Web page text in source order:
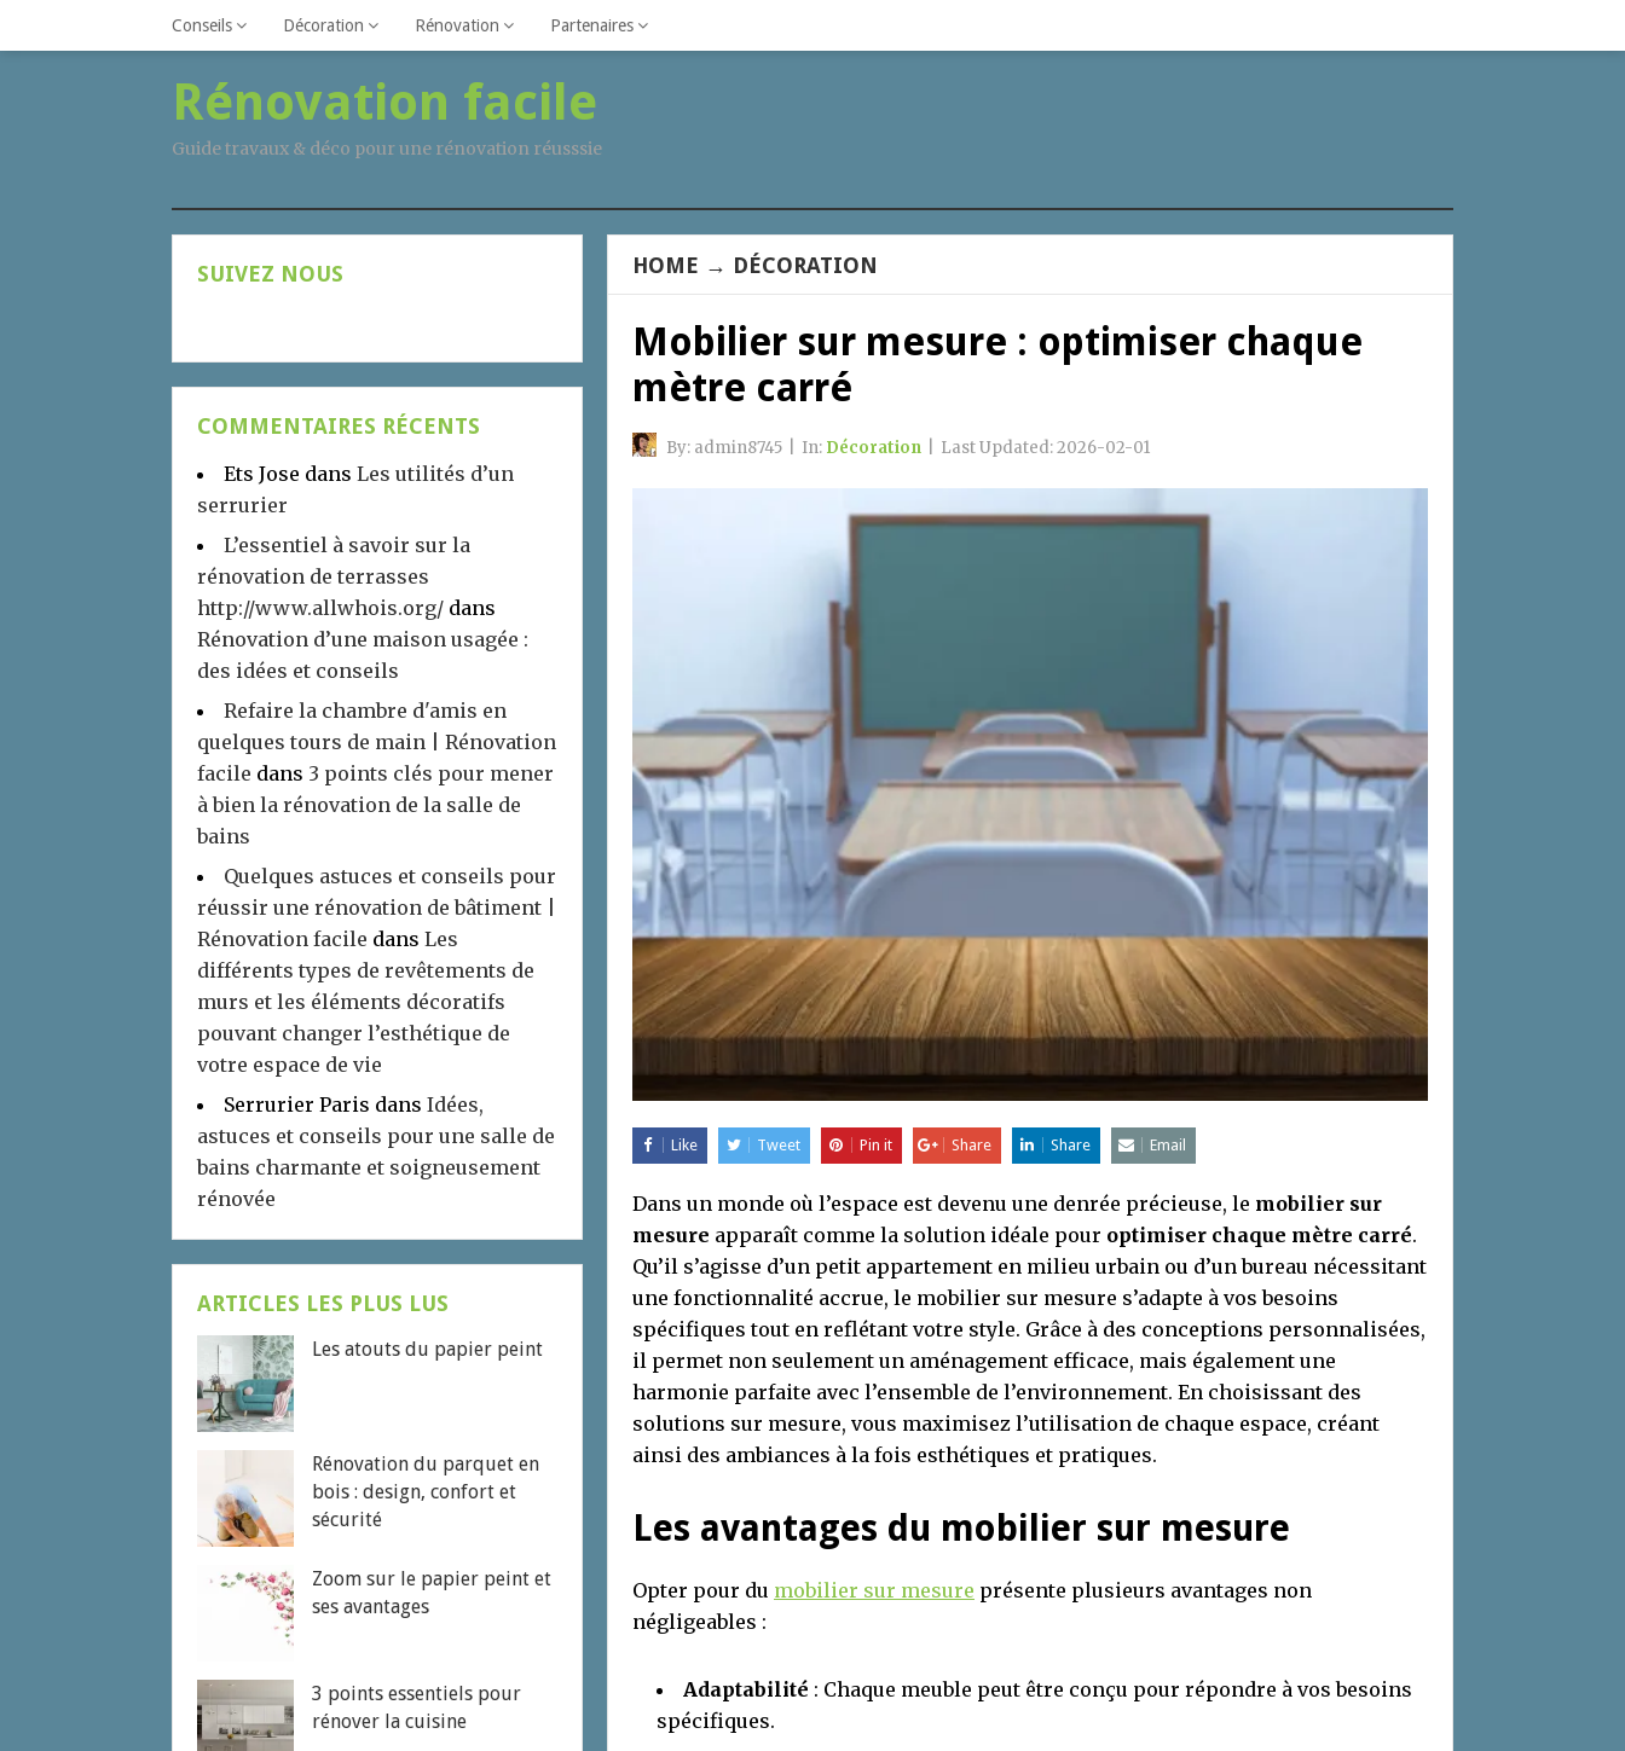
Conseils Décoration Rénovation Partenaires
Rénovation facile
Guide travaux & déco pour une rénovation réusssie
HOME → DÉCORATION
Mobilier sur mesure : optimiser chaque
mètre carré
By: admin8745 In: Décoration Last Updated:2026-02-01
Like Tweet Pin it Share Share Email
Dans un monde où l’espace est devenu une denrée précieuse, le mobilier sur
mesure apparaît comme la solution idéale pour optimiser chaque mètre carré.
Qu’il s’agisse d’un petit appartement en milieu urbain ou d’un bureau nécessitant
une fonctionnalité accrue, le mobilier sur mesure s’adapte à vos besoins
spécifiques tout en reflétant votre style. Grâce à des conceptions personnalisées,
il permet non seulement un aménagement efficace, mais également une
harmonie parfaite avec l’ensemble de l’environnement. En choisissant des
solutions sur mesure, vous maximisez l’utilisation de chaque espace, créant
ainsi des ambiances à la fois esthétiques et pratiques.
Les avantages du mobilier sur mesure
Opter pour du mobilier sur mesure présente plusieurs avantages non
négligeables :
Adaptabilité : Chaque meuble peut être conçu pour répondre à vos besoins
spécifiques.
SUIVEZ NOUS
COMMENTAIRES RÉCENTS
Ets Jose dans Les utilités d’un
serrurier
L’essentiel à savoir sur la
rénovation de terrasses
http://www.allwhois.org/ dans
Rénovation d’une maison usagée :
des idées et conseils
Refaire la chambre d'amis en
quelques tours de main | Rénovation
facile dans 3 points clés pour mener
à bien la rénovation de la salle de
bains
Quelques astuces et conseils pour
réussir une rénovation de bâtiment |
Rénovation facile dans Les
différents types de revêtements de
murs et les éléments décoratifs
pouvant changer l’esthétique de
votre espace de vie
Serrurier Paris dans Idées,
astuces et conseils pour une salle de
bains charmante et soigneusement
rénovée
ARTICLES LES PLUS LUS
Les atouts du papier peint
Rénovation du parquet en
bois : design, confort et
sécurité
Zoom sur le papier peint et
ses avantages
3 points essentiels pour
rénover la cuisine